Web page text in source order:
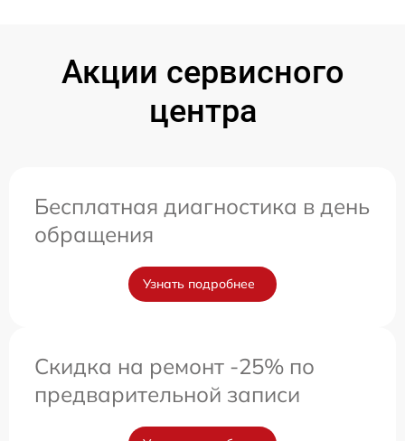
Акции сервисного
центра
Бесплатная диагностика в день
обращения
Узнать подробнее
Скидка на ремонт -25% по
предварительной записи